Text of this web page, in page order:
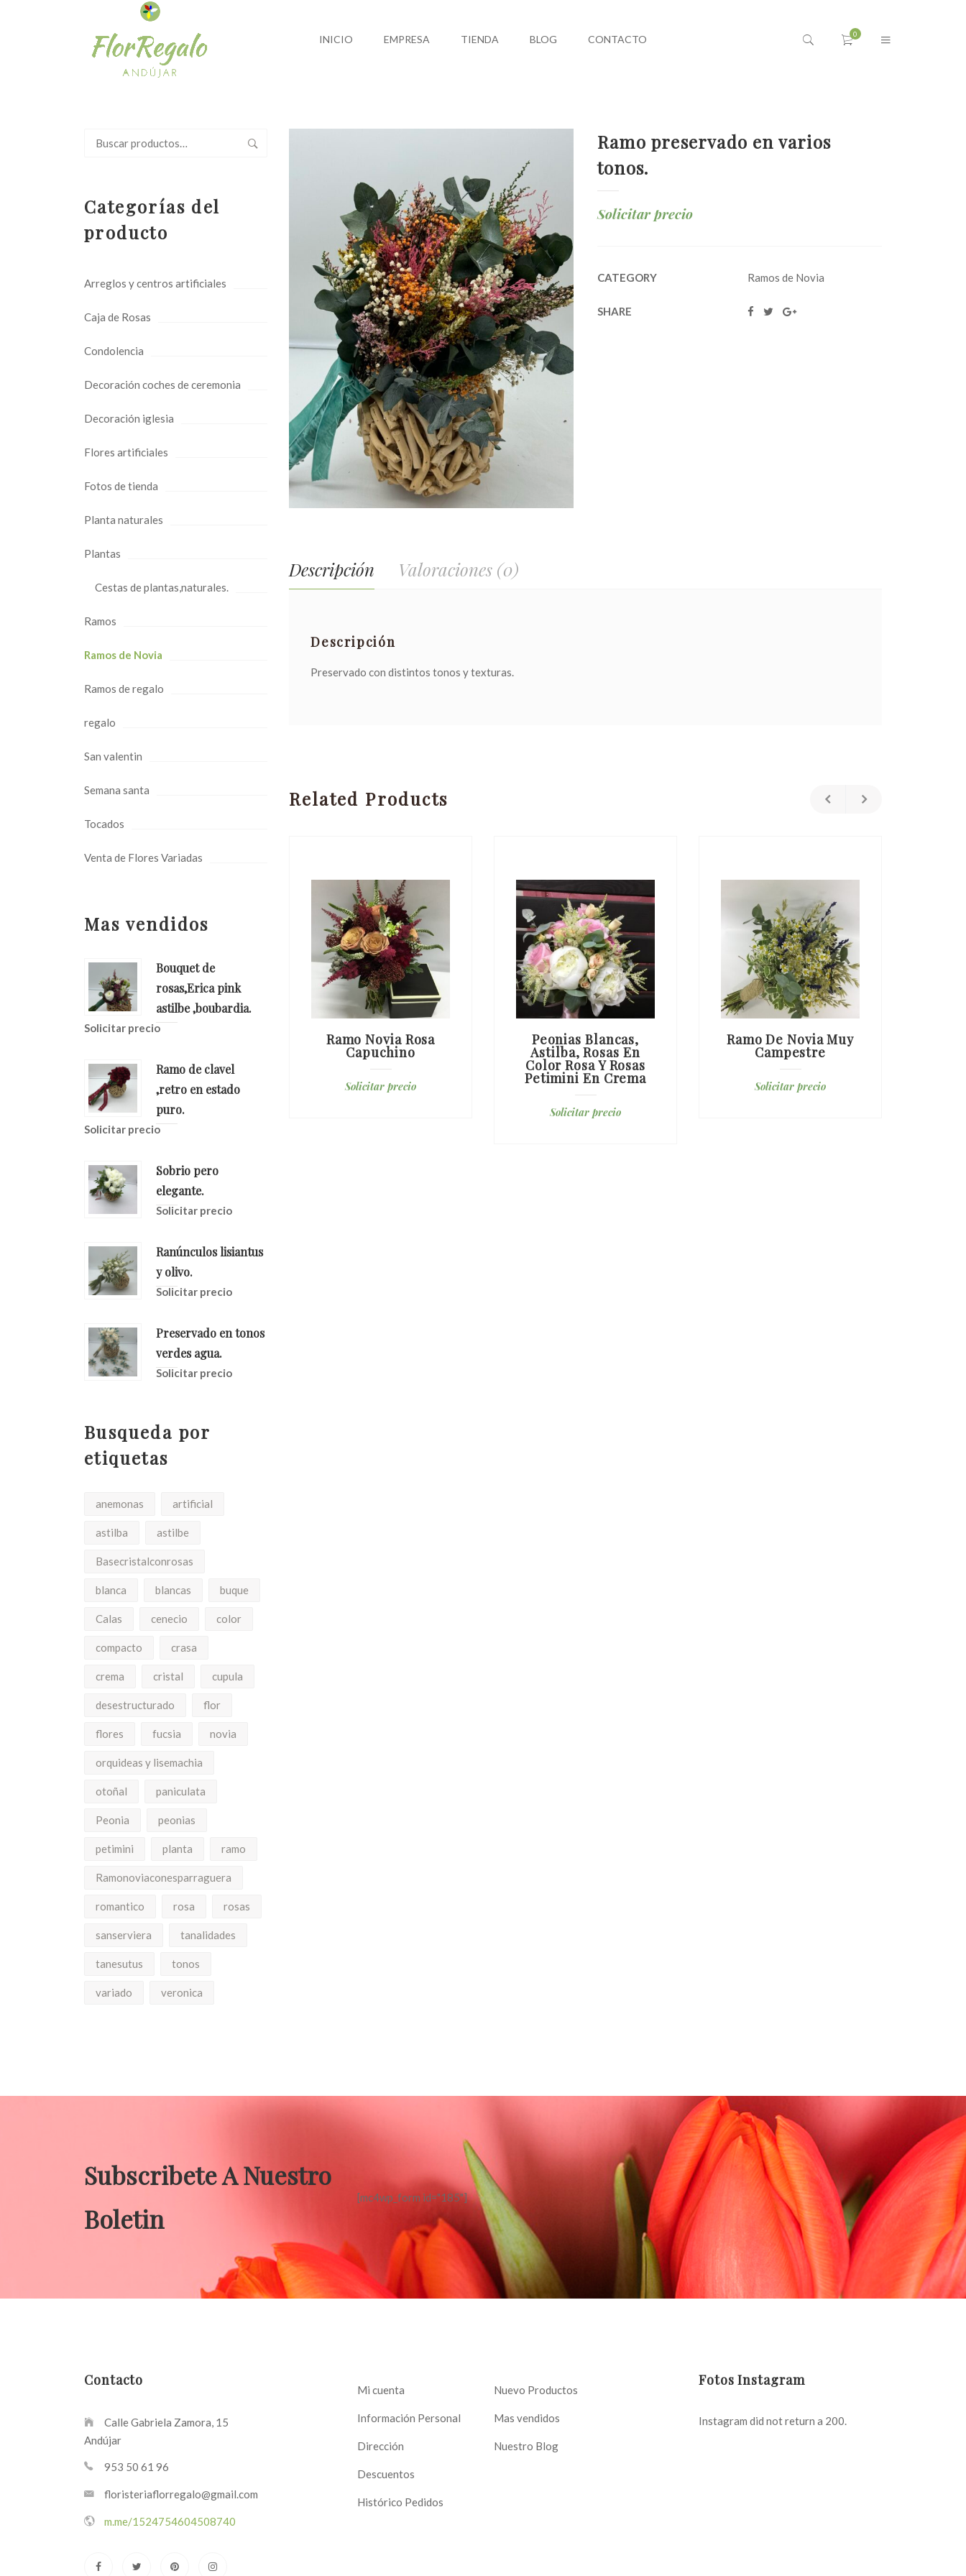
INICIO EMPRESA TIENDA BLOG CONTACTO
Buscar
Categorías del
producto
Arreglos y centros artificiales
Caja de Rosas
Condolencia
Decoración coches de ceremonia
Decoración iglesia
Flores artificiales
Fotos de tienda
Planta naturales
Plantas
Cestas de plantas,naturales.
Ramos
Ramos de Novia
Ramos de regalo
regalo
San valentin
Semana santa
Tocados
Venta de Flores Variadas
Mas vendidos
Bouquet de
rosas,Erica pink
astilbe ,boubardia.
Solicitar precio
Ramo de clavel
,retro en estado
puro.
Solicitar precio
Sobrio pero
elegante.
Solicitar precio
Ranúnculos lisiantus
y olivo.
Solicitar precio
Preservado en tonos
verdes agua.
Solicitar precio
Busqueda por
etiquetas
anemonas artificial
astilba astilbe
Basecristalconrosas
blanca blancas buque
Calas cenecio color
compacto crasa
crema cristal cupula
desestructurado flor
flores fucsia novia
orquideas y lisemachia
otoñal paniculata
Peonia peonias
petimini planta ramo
Ramonoviaconesparraguera
romantico rosa rosas
sanserviera tanalidades
tanesutus tonos
variado veronica
Ramo preservado en varios
tonos.
Solicitar precio
CATEGORY Ramos de Novia
SHARE
Descripción Valoraciones (0)
Descripción
Preservado con distintos tonos y texturas.
Related Products
Ramo De Novia
Solicitar precio
Ramo Novia Rosa
Capuchino
Solicitar precio
Peonias Blancas,
Astilba, Rosas En
Color Rosa Y Rosas
Petimini En Crema
Solicitar precio
Ramo De Novia Muy
Campestre
Solicitar precio
Subscribete A Nuestro
Boletin
[mc4wp_form id="185"]
Contacto
Calle Gabriela Zamora, 15
Andújar
953 50 61 96
floristeriaflorregalo@gmail.com
m.me/1524754604508740
Mi cuenta
Información Personal
Dirección
Descuentos
Histórico Pedidos
Nuevo Productos
Mas vendidos
Nuestro Blog
Fotos Instagram
Instagram did not return a 200.